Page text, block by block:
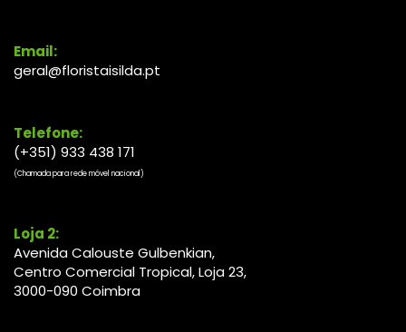
Email:
geral@floristaisilda.pt
Telefone:
(+351) 933 438 171
(Chamada para rede móvel nacional)
Loja 2:
Avenida Calouste Gulbenkian,
Centro Comercial Tropical, Loja 23,
3000-090 Coimbra